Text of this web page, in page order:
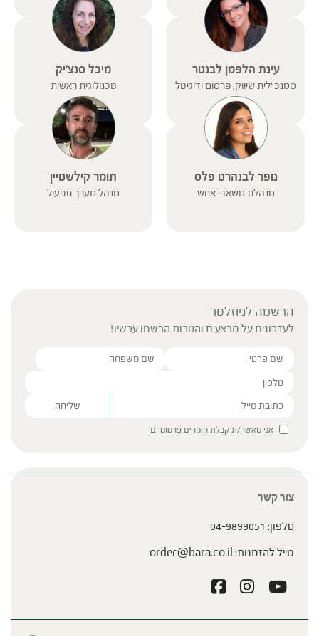
עינת הלפמן לבנטר
סמנכ"לית שיווק, פרסום ודיגיטל
מיכל סנצ'יק
טכנולוגית ראשית
נופר לבנהרט פלס
מנהלת משאבי אנוש
תומר קילשטיין
מנהל מערך תפעול
הרשמה לניוזלטר
לעדכונים על מבצעים והטבות הרשמו עכשיו!
Please leave this field empty.
אני מאשר/ת קבלת חומרים פרסומיים
צור קשר
טלפון: 04-9899051
מייל להזמנות:order@bara.co.il